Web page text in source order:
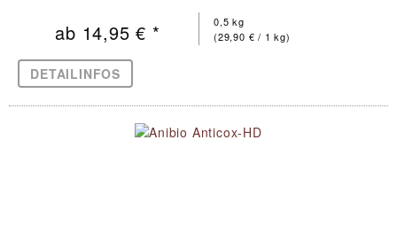
0,5 kg
(29,90 € / 1 kg)
ab 14,95 € *
DETAILINFOS